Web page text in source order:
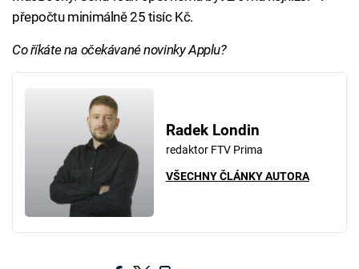
přepočtu minimálně 25 tisíc Kč.
Co říkáte na očekávané novinky Applu?
Radek Londin
redaktor FTV Prima
VŠECHNY ČLÁNKY AUTORA